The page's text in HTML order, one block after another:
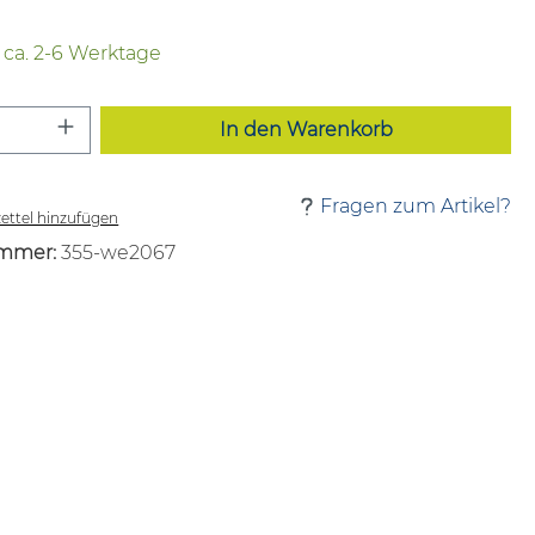
2-6 Werktage
Anzahl: Gib den gewünschten Wert
In den Warenkorb
hinzufügen
Fragen zum Artikel?
355-we2067